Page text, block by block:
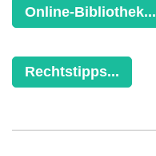
Online-Bibliothek...
Rechtstipps...